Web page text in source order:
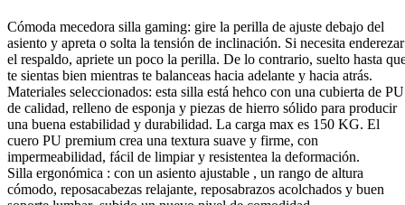
Cómoda mecedora silla gaming: gire la perilla de ajuste debajo del
asiento y apreta o solta la tensión de inclinación. Si necesita enderezar
el respaldo, apriete un poco la perilla. De lo contrario, suelto hasta
te sientas bien mientras te balanceas hacia adelante y hacia atrás.
Materiales seleccionados: esta silla está hehco con una cubierta de PU
de calidad, relleno de esponja y piezas de hierro sólido para producir
una buena estabilidad y durabilidad. La carga max es 150 KG. El
cuero PU premium crea una textura suave y firme, con
impermeabilidad, fácil de limpiar y resistentea la deformación.
Silla ergonómica : con un asiento ajustable , un rango de altura
cómodo, reposacabezas relajante, reposabrazos acolchados y buen